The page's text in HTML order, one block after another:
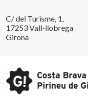
C/ del Turisme, 1,
17253 Vall-llobrega
Girona